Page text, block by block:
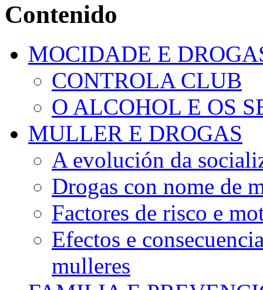
Contenido
MOCIDADE E
CONTROLA CLUB
O ALCOHOL E OS
MULLER E DROGAS
A evolución da
Drogas con nome de
Factores de risco e
Efectos e
mulleres